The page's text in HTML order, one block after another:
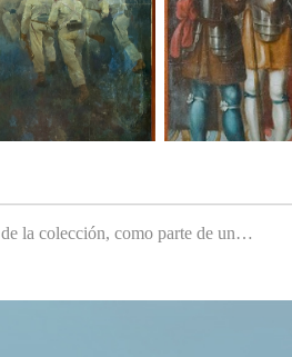
la colección, como parte de un…